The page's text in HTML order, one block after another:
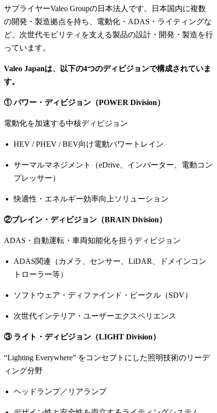
サプライヤーValeo Groupの日本法人です。日本国内に複数
の開発・製造拠点を持ち、電動化・ADAS・ライティングな
ど、次世代モビリティを支える製品の設計・開発・製造を行
っています。
Valeo Japanは、以下の4つのディビジョンで構成されていま
す。
① パワー・ディビジョン（POWER Division）
電動化を加速する中核ディビジョン
HEV / PHEV / BEV向け電動パワートレイン
サーマルマネジメント（eDrive、インバーター、電動コン
プレッサー）
快適性・エネルギー効率向上ソリューション
②ブレイン・ディビジョン（BRAIN Division）
ADAS・自動運転・車両知能化を担うディビジョン
ADAS関連（カメラ、センサー、LiDAR、ドメインコン
トローラー等）
ソフトウェア・ディファインド・ビークル（SDV）
次世代インテリア・ユーザーエクスペリエンス
③ ライト・ディビジョン（LIGHT Division）
“Lighting Everywhere” をコンセプトにした照明技術のリーデ
ィング分野
ヘッドランプ／リアランプ